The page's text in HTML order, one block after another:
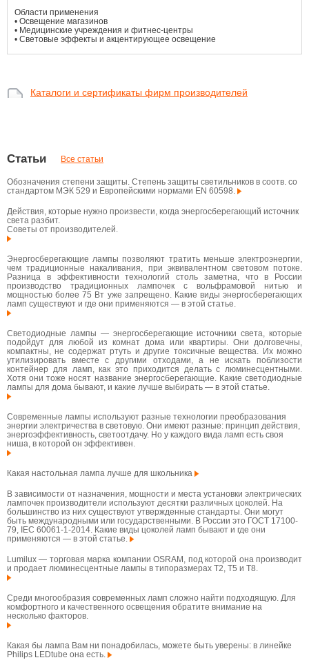
Области применения
• Освещение магазинов
• Медицинские учреждения и фитнес-центры
• Световые эффекты и акцентирующее освещение
Каталоги и сертификаты фирм производителей
Статьи Все статьи
Обозначения степени защиты. Степень защиты светильников в соотв. со
стандартом МЭК 529 и Европейскими нормами EN 60598.
Действия, которые нужно произвести, когда энергосберегающий источник
света разбит.
Советы от производителей.
Энергосберегающие лампы позволяют тратить меньше электроэнергии,
чем традиционные накаливания, при эквивалентном световом потоке.
Разница в эффективности технологий столь заметна, что в России
производство традиционных лампочек с вольфрамовой нитью и
мощностью более 75 Вт уже запрещено. Какие виды энергосберегающих
ламп существуют и где они применяются — в этой статье.
Светодиодные лампы — энергосберегающие источники света, которые
подойдут для любой из комнат дома или квартиры. Они долговечны,
компактны, не содержат ртуть и другие токсичные вещества. Их можно
утилизировать вместе с другими отходами, а не искать поблизости
контейнер для ламп, как это приходится делать с люминесцентными.
Хотя они тоже носят название энергосберегающие. Какие светодиодные
лампы для дома бывают, и какие лучше выбирать — в этой статье.
Современные лампы используют разные технологии преобразования
энергии электричества в световую. Они имеют разные: принцип действия,
энергоэффективность, светоотдачу. Но у каждого вида ламп есть своя
ниша, в которой он эффективен.
Какая настольная лампа лучше для школьника
В зависимости от назначения, мощности и места установки электрических
лампочек производители используют десятки различных цоколей. На
большинство из них существуют утвержденные стандарты. Они могут
быть международными или государственными. В России это ГОСТ 17100-
79, IEC 60061-1-2014. Какие виды цоколей ламп бывают и где они
применяются — в этой статье.
Lumilux — торговая марка компании OSRAM, под которой она производит
и продает люминесцентные лампы в типоразмерах T2, T5 и T8.
Среди многообразия современных ламп сложно найти подходящую. Для
комфортного и качественного освещения обратите внимание на
несколько факторов.
Какая бы лампа Вам ни понадобилась, можете быть уверены: в линейке
Philips LEDtube она есть.